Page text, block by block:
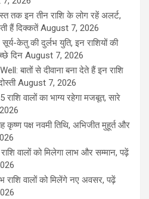
तक इन तीन राशि के लोग रहें अलर्ट,
हैं दिक्कतें August 7, 2026
केतु की दुर्लभ युति, इन राशियों की
दिन August 7, 2026
बातों से दीवाना बना देते हैं इन राशि
August 7, 2026
वालों का भाग्य रहेगा मजबूत, सारे
पक्ष नवमी तिथि, अभिजीत मुहूर्त और
वालों को मिलेगा लाभ और सम्मान, पढ़ें
वालों को मिलेंगे नए अवसर, पढ़ें